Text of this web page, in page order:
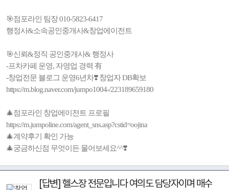
🎯점포라인 팀장 010-5823-6417
행정사&소속공인중개사&창업에이전트
🎯신뢰&정직 공인중개사& 행정사
-프차카페 운영, 자영업 경력 有
-창업전문 블로그 운영6년차❣️ 창업자 DB확보
https://m.blog.naver.com/jumpo1004-/223189659180
🎄점포라인 창업에이전트 프로필
https://m.jumpoline.com/agent_sns.asp?cstid=oojina
🎄계약후기 확인 가능
🎄궁금하신점 무엇이든 물어보세요^^❣️
[답변] 헬스장 전문입니다 여의도 담당자이며 매수